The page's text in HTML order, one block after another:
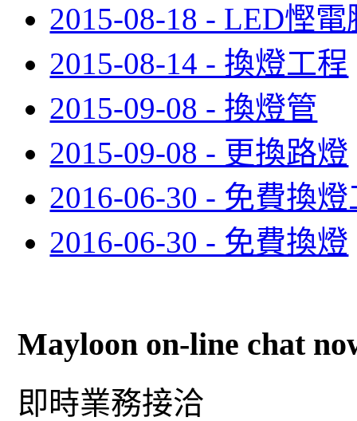
2015-08-18 - LED慳
2015-08-14 - 換燈工程
2015-09-08 - 換燈管
2015-09-08 - 更換路燈
2016-06-30 - 免費換
2016-06-30 - 免費換燈
Mayloon on-line chat
即時業務接洽